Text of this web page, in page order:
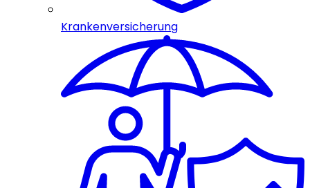
Krankenversicherung